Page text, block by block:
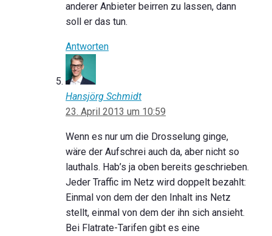
anderer Anbieter beirren zu lassen, dann
soll er das tun.
Antworten
Hansjörg Schmidt
23. April 2013 um 10:59
Wenn es nur um die Drosselung ginge,
wäre der Aufschrei auch da, aber nicht so
lauthals. Hab’s ja oben bereits geschrieben.
Jeder Traffic im Netz wird doppelt bezahlt:
Einmal von dem der den Inhalt ins Netz
stellt, einmal von dem der ihn sich ansieht.
Bei Flatrate-Tarifen gibt es eine